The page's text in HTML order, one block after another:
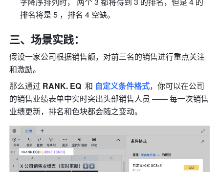
排名将是 5 ，排名 4 空缺。
三、场景实践：
假设一家公司根据销售额，对前三名的销售进行重点关注
和激励。
那么通过 RANK. EQ 和 自定义条件格式，你可以在公司
的销售业绩表单中实时突出头部销售人员 —— 每一次销售
业绩更新，排名和色块都会随之变动。